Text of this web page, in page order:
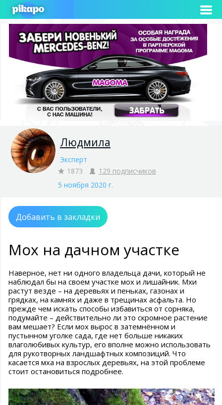
Людмила
Эксперт
1873
129 подписчиков
5 ноября 2020 г.
Добавить в закладки
Мох на дачном участке
Наверное, нет ни одного владельца дачи, который не
наблюдал бы на своем участке мох и лишайник. Мхи
растут везде – на деревьях и пеньках, газонах и
грядках, на камнях и даже в трещинах асфальта. Но
прежде чем искать способы избавиться от сорняка,
подумайте – действительно ли это скромное растение
вам мешает? Если мох вырос в затемнённом и
пустынном уголке сада, где нет больше никаких
влаголюбивых культур, его вполне можно использовать
для рукотворных ландшафтных композиций. Что
касается мха на взрослых деревьях, на этой проблеме
стоит остановиться подробнее.